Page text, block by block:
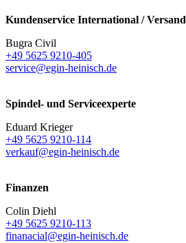
Kundenservice International / Versand
Bugra Civil
+49 5625 9210-405
service@egin-heinisch.de
Spindel- und Serviceexperte
Eduard Krieger
+49 5625 9210-114
verkauf@egin-heinisch.de
Finanzen
Colin Diehl
+49 5625 9210-113
finanacial@egin-heinisch.de